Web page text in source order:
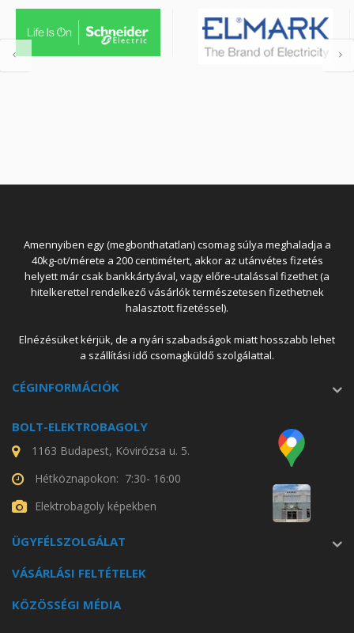
Amennyiben egy (megbonthatatlan) csomag súlya meghaladja a
40kg-ot/mérete a 200 centimétert, akkor az utánvétes fizetés
helyett már csak bankkártyával, vagy előre-utalással fizethet (a
hitelkerettel rendelkező vásárlók természetesen fizethetnek
halasztott fizetéssel).
Elnézésüket kérjük, de a nyári szabadságok miatt hosszabb lehet
a szállítási idő csomagküldő szolgálattal.
CÉGINFORMÁCIÓK
BOLT-ELEKTROBAGOLY
1163 Budapest, Kövirózsa u. 5.
Hétköznapokon: 7:30- 16:00
Elektrobagoly képekben
ÜGYFÉLSZOLGÁLAT
VÁSÁRLÁSI FELTÉTELEK
KÖZÖSSÉGI MÉDIA